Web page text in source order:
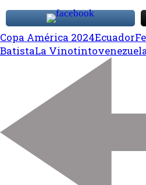
Copa América 2024Ecuador
BatistaLa Vinotinto